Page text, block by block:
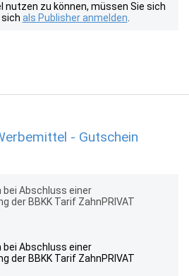
nutzen zu können, müssen Sie sich
als Publisher anmelden
- Gutschein
Abschluss einer
der BBKK Tarif ZahnPRIVAT
Abschluss einer
der BBKK Tarif ZahnPRIVAT